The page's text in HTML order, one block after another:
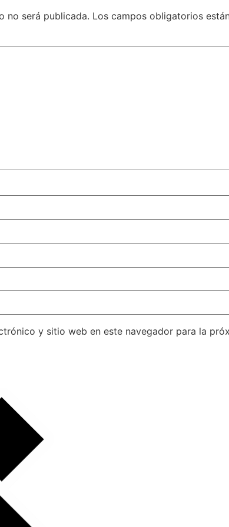
no será publicada. Los campos obligatorios
y sitio web en este navegador para la